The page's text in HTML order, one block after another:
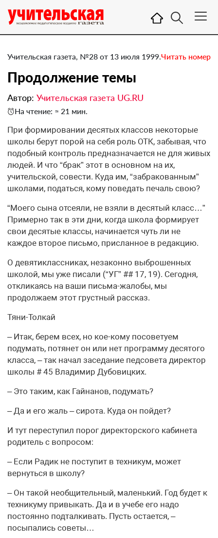
Учительская газета, №28 от 13 июля 1999.Читать номер
Продолжение темы
Автор: Учительская газета UG.RU
На чтение: ≈ 21 мин.
При формировании десятых классов некоторые
школы берут порой на себя роль ОТК, забывая, что
подобный контроль предназначается не для живых
людей. И что “брак” этот в основном на их,
учительской, совести. Куда им, “забракованным”
школами, податься, кому поведать печаль свою?
“Моего сына отсеяли, не взяли в десятый класс…”
Примерно так в эти дни, когда школа формирует
свои десятые классы, начинается чуть ли не
каждое второе письмо, присланное в редакцию.
О девятиклассниках, незаконно выброшенных
школой, мы уже писали (“УГ” ## 17, 19). Сегодня,
откликаясь на ваши письма-жалобы, мы
продолжаем этот грустный рассказ.
Тяни-Толкай
– Итак, берем всех, но кое-кому посоветуем
подумать, потянет он или нет программу десятого
класса, – так начал заседание педсовета директор
школы # 45 Владимир Дубовицких.
– Это таким, как Гайнанов, подумать?
– Да и его жаль – сирота. Куда он пойдет?
И тут переступил порог директорского кабинета
родитель с вопросом:
– Если Радик не поступит в техникум, может
вернуться в школу?
– Он такой необщительный, маленький. Год будет к
техникуму привыкать. Да и в учебе его надо
постоянно подталкивать. Пусть остается, –
посыпались советы…